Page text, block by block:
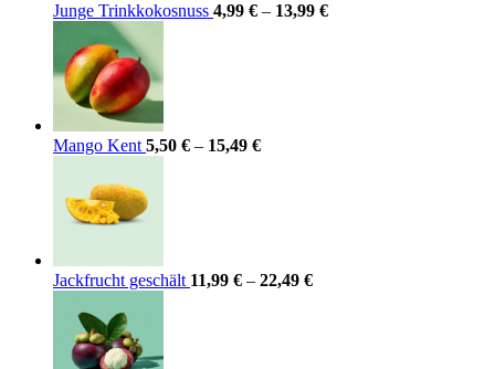
Junge Trinkkokosnuss 4,99 € – 13,99 €
Mango Kent 5,50 € – 15,49 €
Jackfrucht geschält 11,99 € – 22,49 €